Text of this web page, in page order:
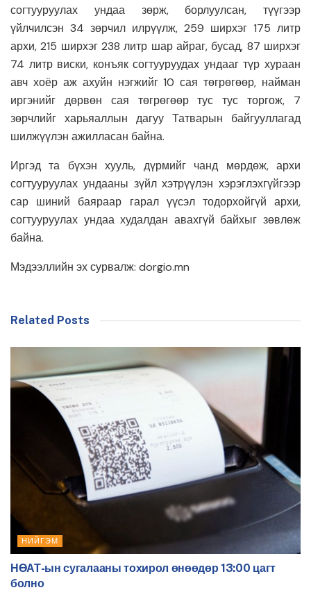
согтууруулах ундаа зөрж, борлуулсан, түүгээр
үйлчилсэн 34 зөрчил илрүүлж, 259 ширхэг 175 литр
архи, 215 ширхэг 238 литр шар айраг, бусад, 87 ширхэг
74 литр виски, конъяк согтууруудах ундааг түр хураан
авч хоёр аж ахуйн нэгжийг 10 сая төгрөгөөр, найман
иргэнийг дөрвөн сая төгрөгөөр тус тус торгож, 7
зөрчлийг харьяаллын дагуу Татварын байгууллагад
шилжүүлэн ажилласан байна.
Иргэд та бүхэн хууль, дүрмийг чанд мөрдөж, архи
согтууруулах ундааны зүйл хэтрүүлэн хэрэглэхгүйгээр
сар шиний баяраар гарал үүсэл тодорхойгүй архи,
согтууруулах ундаа худалдан авахгүй байхыг зөвлөж
байна.
Мэдээллийн эх сурвалж: dorgio.mn
Related Posts
НИЙГЭМ
НӨАТ-ын сугалааны тохирол өнөөдөр 13:00 цагт
болно